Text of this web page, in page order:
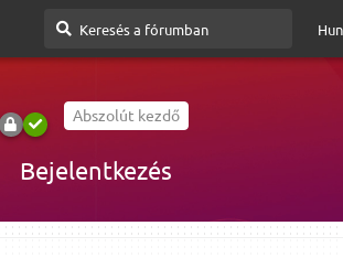
Abszolút kezdő
Bejelentkezés